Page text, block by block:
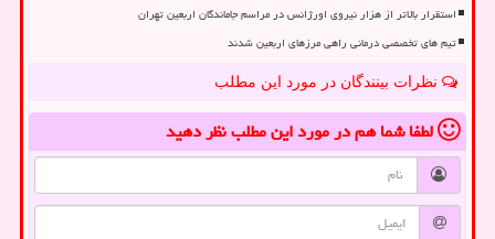
استقرار بالاتر از هزار نیروی اورژانس در مراسم جاماندگان اربعین تهران
تیم های تخصصی درمانی راهی مرزهای اربعین شدند
نظرات بینندگان در مورد این مطلب
لطفا شما همدر مورد این مطلبنظر دهید